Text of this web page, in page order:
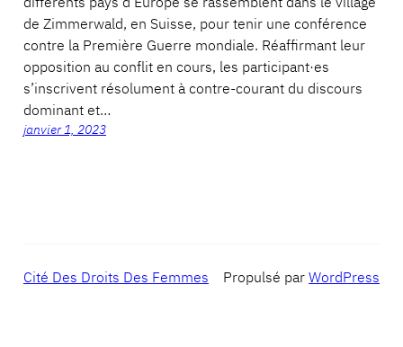
de Zimmerwald, en Suisse, pour tenir une conférence
contre la Première Guerre mondiale. Réaffirmant leur
opposition au conflit en cours, les participant·es
s’inscrivent résolument à contre-courant du discours
dominant et…
janvier 1, 2023
Cité Des Droits Des Femmes Propulsé parWordPress